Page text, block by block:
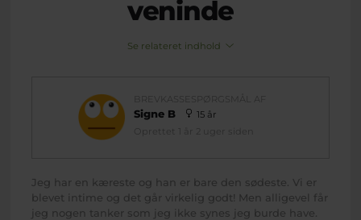
veninde
Se relateret indhold
BREVKASSESPØRGSMÅL AF
Signe B
15 år
Oprettet 1 år 2 uger siden
Jeg har en kæreste og han er bare den sødeste. Vi er
blevet intime og det går virkelig godt! Men alligevel får
jeg nogen tanker som jeg ikke synes jeg burde have.